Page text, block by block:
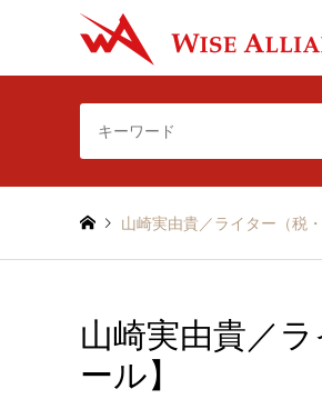
山崎実由貴／ライター（税
山崎実由貴／
ール】